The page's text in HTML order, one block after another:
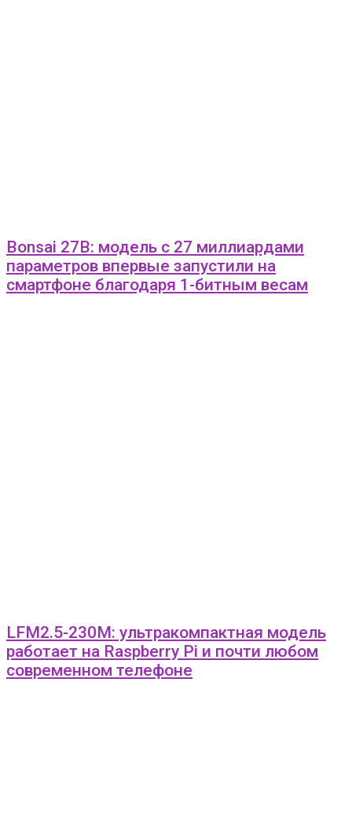
Bonsai 27B: модель с 27 миллиардами
параметров впервые запустили на
смартфоне благодаря 1-битным весам
LFM2.5-230M: ультракомпактная модель
работает на Raspberry Pi и почти любом
современном телефоне